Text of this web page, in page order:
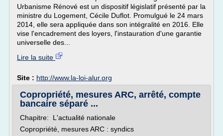
Urbanisme Rénové est un dispositif législatif présenté par la
ministre du Logement, Cécile Duflot. Promulgué le 24 mars
2014, elle sera appliquée dans son intégralité en 2016. Elle
vise l'encadrement des loyers, l'instauration d'une garantie
universelle des...
Lire la suite
Site : http://www.la-loi-alur.org
Copropriété, mesures ARC, arrêté, compte
bancaire séparé ...
Chapitre: L'actualité nationale
Copropriété, mesures ARC : syndics